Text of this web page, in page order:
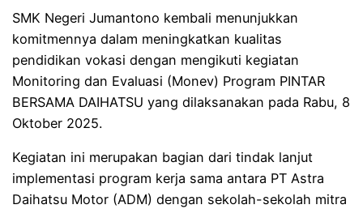
SMK Negeri Jumantono kembali menunjukkan
komitmennya dalam meningkatkan kualitas
pendidikan vokasi dengan mengikuti kegiatan
Monitoring dan Evaluasi (Monev) Program PINTAR
BERSAMA DAIHATSU yang dilaksanakan pada Rabu, 8
Oktober 2025.
Kegiatan ini merupakan bagian dari tindak lanjut
implementasi program kerja sama antara PT Astra
Daihatsu Motor (ADM) dengan sekolah-sekolah mitra